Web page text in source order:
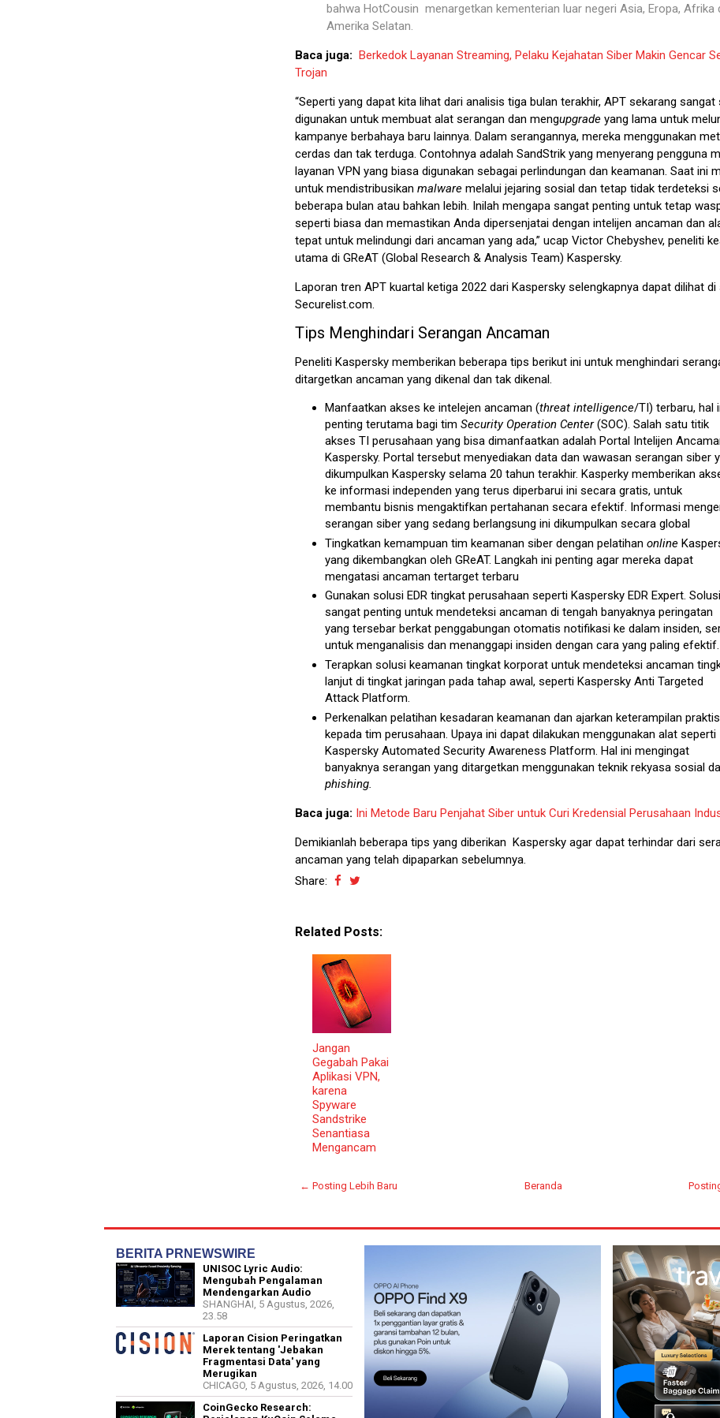
bahwa HotCousin menargetkan kementerian luar negeri Asia, Eropa, Afrika
Amerika Selatan.
Baca juga: Berkedok Layanan Streaming, Pelaku Kejahatan Siber Makin Gencar
Trojan
“Seperti yang dapat kita lihat dari analisis tiga bulan terakhir, APT sekarang sangat
digunakan untuk membuat alat serangan dan mengupgrade yang lama untuk
kampanye berbahaya baru lainnya. Dalam serangannya, mereka menggunakan
cerdas dan tak terduga. Contohnya adalah SandStrik yang menyerang pengguna
layanan VPN yang biasa digunakan sebagai perlindungan dan keamanan. Saat ini
untuk mendistribusikan malware melalui jejaring sosial dan tetap tidak terdeteksi
beberapa bulan atau bahkan lebih. Inilah mengapa sangat penting untuk tetap
seperti biasa dan memastikan Anda dipersenjatai dengan intelijen ancaman dan
tepat untuk melindungi dari ancaman yang ada,” ucap Victor Chebyshev, peneliti
utama di GReAT (Global Research & Analysis Team) Kaspersky.
Laporan tren APT kuartal ketiga 2022 dari Kaspersky selengkapnya dapat dilihat di
Securelist.com.
Tips Menghindari Serangan Ancaman
Peneliti Kaspersky memberikan beberapa tips berikut ini untuk menghindari
ditargetkan ancaman yang dikenal dan tak dikenal.
Manfaatkan akses ke intelejen ancaman (threat intelligence/TI) terbaru, hal
penting terutama bagi tim Security Operation Center(SOC). Salah satu titik
akses TI perusahaan yang bisa dimanfaatkan adalah Portal Intelijen
Kaspersky. Portal tersebut menyediakan data dan wawasan serangan siber
dikumpulkan Kaspersky selama 20 tahun terakhir. Kasperky memberikan
ke informasi independen yang terus diperbarui ini secara gratis, untuk
membantu bisnis mengaktifkan pertahanan secara efektif. Informasi
serangan siber yang sedang berlangsung ini dikumpulkan secara global
Tingkatkan kemampuan tim keamanan siber dengan pelatihan online
yang dikembangkan oleh GReAT. Langkah ini penting agar mereka dapat
mengatasi ancaman tertarget terbaru
Gunakan solusi EDR tingkat perusahaan seperti Kaspersky EDR Expert.
sangat penting untuk mendeteksi ancaman di tengah banyaknya peringatan
yang tersebar berkat penggabungan otomatis notifikasi ke dalam insiden,
untuk menganalisis dan menanggapi insiden dengan cara yang paling efektif.
Terapkan solusi keamanan tingkat korporat untuk mendeteksi ancaman
lanjut di tingkat jaringan pada tahap awal, seperti Kaspersky Anti Targeted
Attack Platform.
Perkenalkan pelatihan kesadaran keamanan dan ajarkan keterampilan praktis
kepada tim perusahaan. Upaya ini dapat dilakukan menggunakan alat seperti
Kaspersky Automated Security Awareness Platform. Hal ini mengingat
banyaknya serangan yang ditargetkan menggunakan teknik rekyasa sosial
phishing.
Baca juga: Ini Metode Baru Penjahat Siber untuk Curi Kredensial Perusahaan
Demikianlah beberapa tips yang diberikan Kaspersky agar dapat terhindar dari
ancaman yang telah dipaparkan sebelumnya.
Share:
Related Posts:
Jangan
Gegabah Pakai
Aplikasi VPN,
karena
Spyware
Sandstrike
Senantiasa
Mengancam
← Posting Lebih Baru Beranda
BERITA PRNEWSWIRE
UNISOC Lyric Audio:
Mengubah Pengalaman
Mendengarkan Audio
SHANGHAI, 5 Agustus, 2026,
23.58
Laporan Cision Peringatkan
Merek tentang 'Jebakan
Fragmentasi Data' yang
Merugikan
CHICAGO, 5 Agustus, 2026, 14.00
CoinGecko Research: